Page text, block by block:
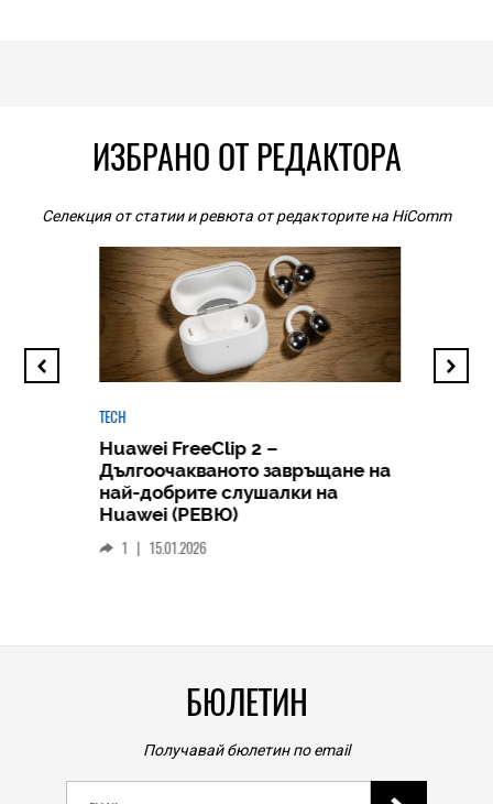
ИЗБРАНО ОТ РЕДАКТОРА
Селекция от статии и ревюта от редакторите на HiComm
TECH
Huawei FreeClip 2 –
Дългоочакваното завръщане на
най-добрите слушалки на
Huawei (РЕВЮ)
1 15.01.2026
БЮЛЕТИН
Получавай бюлетин по email